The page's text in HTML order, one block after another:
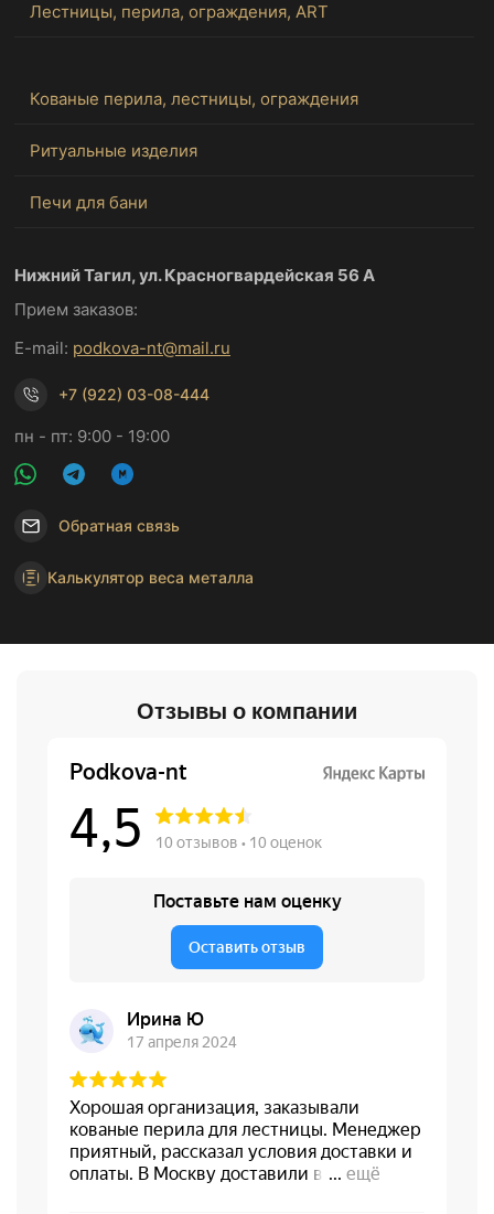
Лестницы, перила, ограждения, ART
Кованые перила, лестницы, ограждения
Ритуальные изделия
Печи для бани
Нижний Тагил, ул. Красногвардейская 56 А
Прием заказов:
E-mail: podkova-nt@mail.ru
+7 (922) 03-08-444
пн - пт: 9:00 - 19:00
Обратная связь
Калькулятор веса металла
Отзывы о компании